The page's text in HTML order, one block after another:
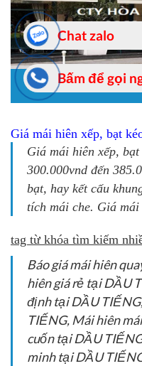
Giá mái hiên xếp, bạt
Giá mái hiên xếp,
300.000vnd đến
bạt, hay kết cấu
tích mái che. Giá
tag từ khóa tìm kiếm
Báo giá mái hiên
hiên giá rẻ tại DẦU
định tại DẦU
TIẾNG, Mái hiên
cuốn tại DẦU
minh tại DẦU